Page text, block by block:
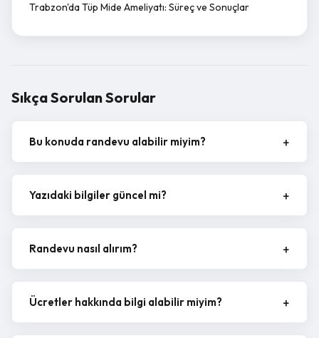
Trabzon'da Tüp Mide Ameliyatı: Süreç ve Sonuçlar
Sıkça Sorulan Sorular
Bu konuda randevu alabilir miyim?
Yazıdaki bilgiler güncel mi?
Randevu nasıl alırım?
Ücretler hakkında bilgi alabilir miyim?